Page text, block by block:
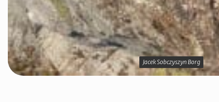
Jacek Sobczyszyn Borg
Jacek Sobczyszyn Borg